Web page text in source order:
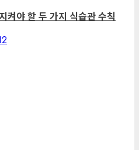
켜야 할 두 가지 식습관 수칙